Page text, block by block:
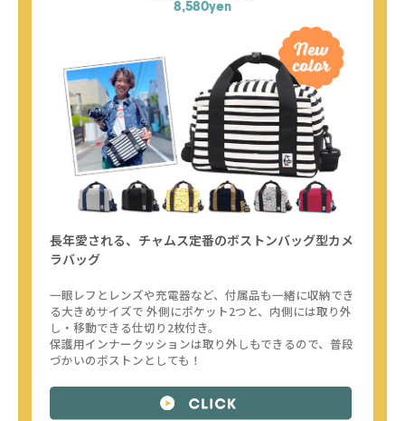
8,580yen
長年愛される、チャムス定番のボストンバッグ型カメ
ラバッグ
一眼レフとレンズや充電器など、付属品も一緒に収納でき
る大きめサイズで 外側にポケット2つと、内側には取り外
し・移動できる仕切り2枚付き。
保護用インナークッションは取り外しもできるので、普段
づかいのボストンとしても！